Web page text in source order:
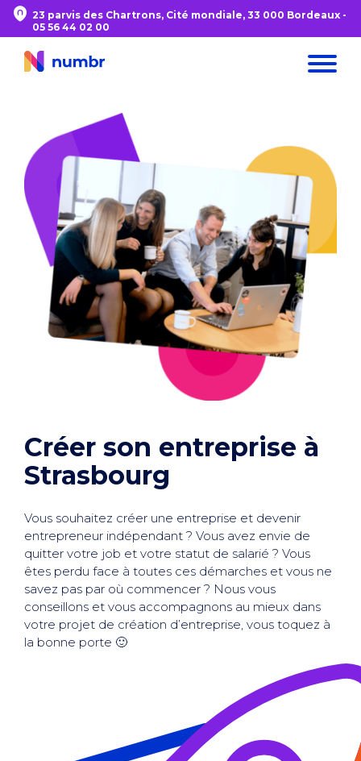
23 parvis des Chartrons, Cité mondiale, 33 000 Bordeaux -
05 56 44 02 00
Créer son entreprise à
Strasbourg
Vous souhaitez créer une entreprise et devenir
entrepreneur indépendant ? Vous avez envie de
quitter votre job et votre statut de salarié ? Vous
êtes perdu face à toutes ces démarches et vous ne
savez pas par où commencer ? Nous vous
conseillons et vous accompagnons au mieux dans
votre projet de création d’entreprise, vous toquez à
la bonne porte 🙂